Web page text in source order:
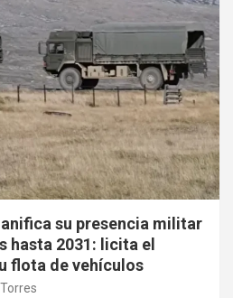
su presencia militar
hasta 2031: licita el
flota de vehículos